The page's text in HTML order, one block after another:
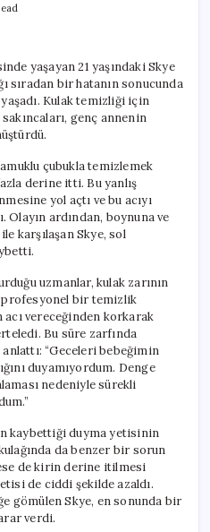
Yaşındaki
Annenin
6
Yıl
Kaybı
Draması
için
yaşayan 21 yaşındaki Skye
sıradan bir hatanın sonucunda
Kulak temizliği için
genç annenin
çubukla temizlemek
derine itti. Bu yanlış
yol açtı ve bu acıyı
Olayın ardından, boynuna ve
karşılaşan Skye, sol
uzmanlar, kulak zarının
bir temizlik
vereceğinden korkarak
Bu süre zarfında
anlattı: “Geceleri bebeğimin
duyamıyordum. Denge
nedeniyle sürekli
kaybettiği duyma yetisinin
da benzer bir sorun
de kirin derine itilmesi
de ciddi şekilde azaldı.
gömülen Skye, en sonunda bir
verdi.